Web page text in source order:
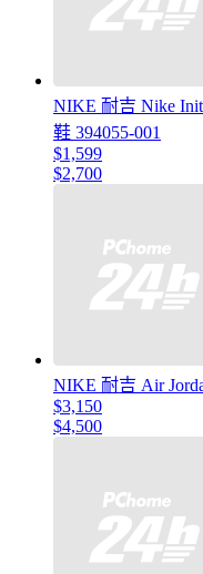
NIKE 耐吉 Nike
鞋 394055-001
$1,599
$2,700
NIKE 耐吉 Air
$3,150
$4,500